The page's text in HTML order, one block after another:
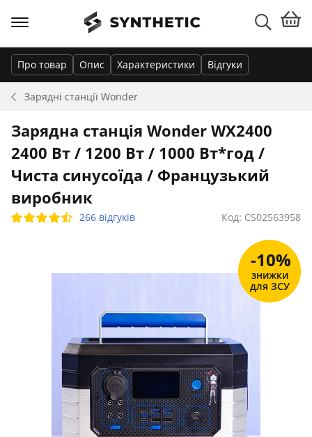
Зарядні станції Wonder
Про товар Опис Характеристики Відгуки
Зарядна станція Wonder WX2400
2400 Вт / 1200 Вт / 1000 Вт*год /
Чиста синусоїда / Французький
виробник
266 відгуків Код: CS02563958
-10%
знижки
для ЗСУ